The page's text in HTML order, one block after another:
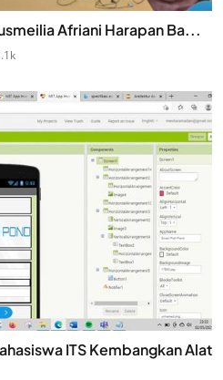
Afriani Harapan Ba...
ITS Kembangkan Alat